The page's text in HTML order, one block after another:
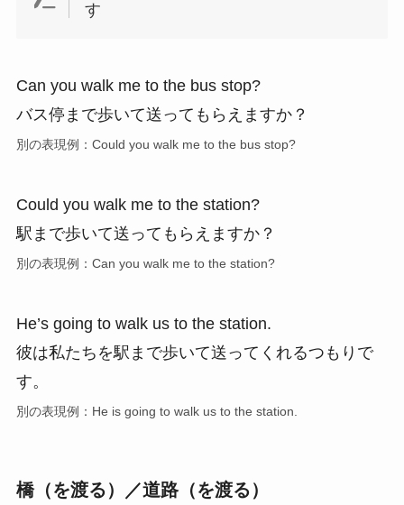
す
Can you walk me to the bus stop?
バス停まで歩いて送ってもらえますか？
別の表現例：Could you walk me to the bus stop?
Could you walk me to the station?
駅まで歩いて送ってもらえますか？
別の表現例：Can you walk me to the station?
He’s going to walk us to the station.
彼は私たちを駅まで歩いて送ってくれるつもりで
す。
別の表現例：He is going to walk us to the station.
橋（を渡る）／道路（を渡る）